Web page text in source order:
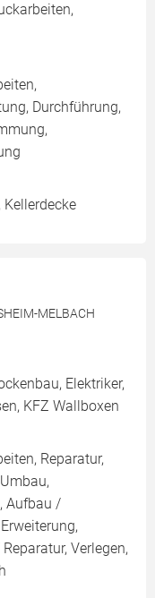
Durchführung,
MELBACH
Elektriker,
KFZ Wallboxen
Reparatur,
Aufbau /
Verlegen,